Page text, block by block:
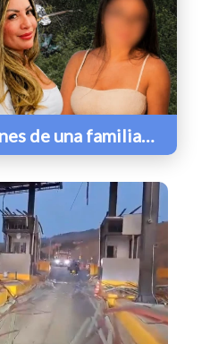
de una familia
Río de Janeiro